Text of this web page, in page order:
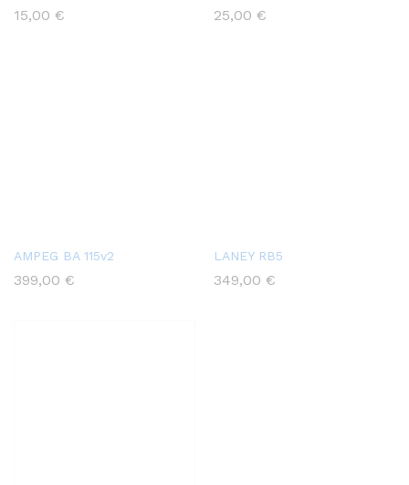
15,00 € 25,00 €
AMPEG BA 115v2
399,00 €
LANEY RB5
349,00 €